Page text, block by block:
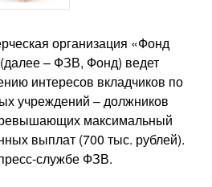
организация «Фонд
– ФЗВ, Фонд) ведет
интересов вкладчиков по
учреждений – должников
максимальный
выплат (700 тыс. рублей).
службе ФЗВ.